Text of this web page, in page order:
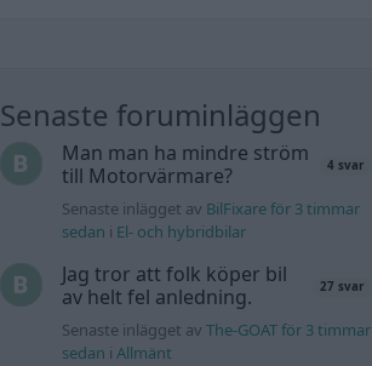
Senaste foruminläggen
Man man ha mindre ström
till Motorvärmare?
4 svar
Senaste inlägget av BilFixare för 3 timmar
sedan i El- och hybridbilar
Jag tror att folk köper bil
av helt fel anledning.
27 svar
Senaste inlägget avThe-GOAT för 3 timmar
sedan iAllmänt